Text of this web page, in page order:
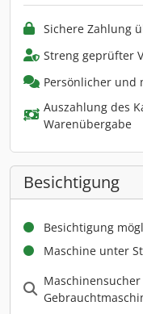
Sichere Zahlung
Streng geprüfter
Persönlicher und
Auszahlung des
Warenübergabe
Besichtigung
Besichtigung
Maschine unter